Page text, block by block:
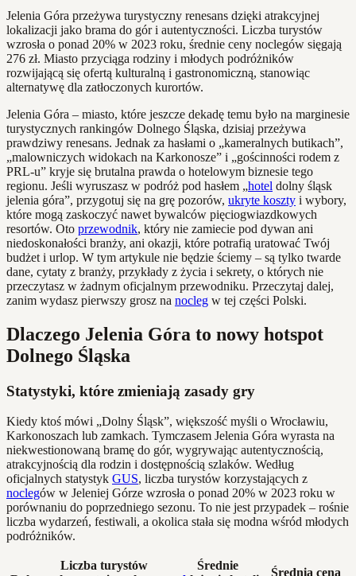
Jelenia Góra przeżywa turystyczny renesans dzięki atrakcyjnej
lokalizacji jako brama do gór i autentyczności. Liczba turystów
wzrosła o ponad 20% w 2023 roku, średnie ceny noclegów sięgają
276 zł. Miasto przyciąga rodziny i młodych podróżników
rozwijającą się ofertą kulturalną i gastronomiczną, stanowiąc
alternatywę dla zatłoczonych kurortów.
Jelenia Góra – miasto, które jeszcze dekadę temu było na marginesie
turystycznych rankingów Dolnego Śląska, dzisiaj przeżywa
prawdziwy renesans. Jednak za hasłami o „kameralnych butikach”,
„malowniczych widokach na Karkonosze” i „gościnności rodem z
PRL-u” kryje się brutalna prawda o hotelowym biznesie tego
regionu. Jeśli wyruszasz w podróż pod hasłem „hotel dolny śląsk
jelenia góra”, przygotuj się na grę pozorów, ukryte koszty i wybory,
które mogą zaskoczyć nawet bywalców pięciogwiazdkowych
resortów. Oto przewodnik, który nie zamiecie pod dywan ani
niedoskonałości branży, ani okazji, które potrafią uratować Twój
budżet i urlop. W tym artykule nie będzie ściemy – są tylko twarde
dane, cytaty z branży, przykłady z życia i sekrety, o których nie
przeczytasz w żadnym oficjalnym przewodniku. Przeczytaj dalej,
zanim wydasz pierwszy grosz na nocleg w tej części Polski.
Dlaczego Jelenia Góra to nowy hotspot
Dolnego Śląska
Statystyki, które zmieniają zasady gry
Kiedy ktoś mówi „Dolny Śląsk”, większość myśli o Wrocławiu,
Karkonoszach lub zamkach. Tymczasem Jelenia Góra wyrasta na
niekwestionowaną bramę do gór, wygrywając autentycznością,
atrakcyjnością dla rodzin i dostępnością szlaków. Według
oficjalnych statystyk GUS, liczba turystów korzystających z
noclegów w Jeleniej Górze wzrosła o ponad 20% w 2023 roku w
porównaniu do poprzedniego sezonu. To nie jest przypadek – rośnie
liczba wydarzeń, festiwali, a okolica stała się modna wśród młodych
podróżników.
Liczba turystów
Średnie
Średnia cena